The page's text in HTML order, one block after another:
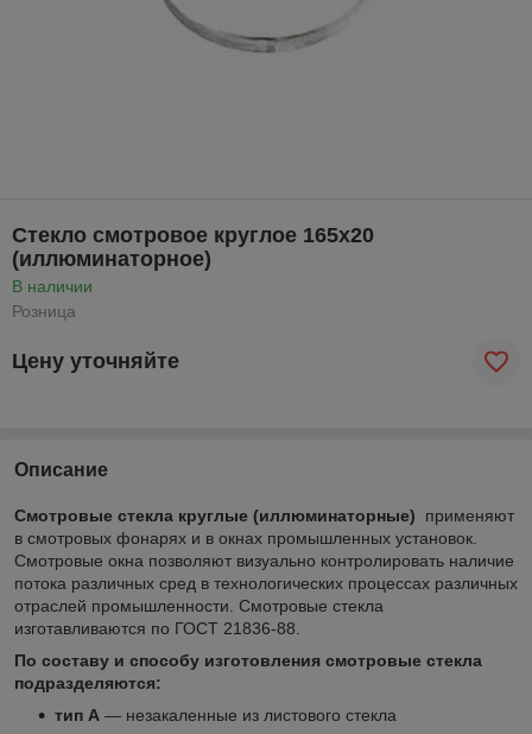
Стекло смотровое круглое 165х20
(иллюминаторное)
В наличии
Розница
Цену уточняйте
Описание
Смотровые стекла круглые (иллюминаторные) применяют
в смотровых фонарях и в окнах промышленных установок.
Смотровые окна позволяют визуально контролировать наличие
потока различных сред в технологических процессах различных
отраслей промышленности. Смотровые стекла
изготавливаются по ГОСТ 21836-88.
По составу и способу изготовления смотровые стекла
подразделяются:
тип А ― незакаленные из листового стекла